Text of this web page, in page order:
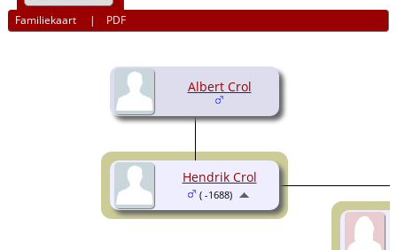
Familiekaart | PDF
Albert Crol
Hendrik Crol
( -1688)